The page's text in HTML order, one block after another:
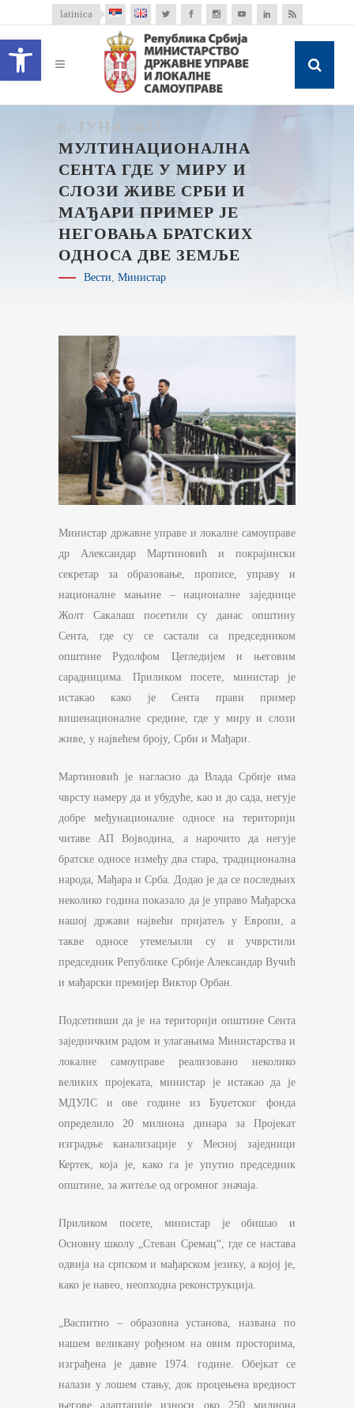
Open toolbar
latinica
6. ЈУНА 2023.
МУЛТИНАЦИОНАЛНА
СЕНТА ГДЕ У МИРУ И
СЛОЗИ ЖИВЕ СРБИ И
МАЂАРИ ПРИМЕР ЈЕ
НЕГОВАЊА БРАТСКИХ
ОДНОСА ДВЕ ЗЕМЉЕ
Вести, Министар
Министар државне управе и локалне самоуправе
др Александар Мартиновић и покрајински
секретар за образовање, прописе, управу и
националне мањине – националне заједнице
Жолт Сакалаш посетили су данас општину
Сента, где су се састали са председником
општине Рудолфом Цегледијем и његовим
сарадницима. Приликом посете, министар је
истакао како је Сента прави пример
вишенационалне средине, где у миру и слози
живе, у највећем броју, Срби и Мађари.
Мартиновић је нагласио да Влада Србије има
чврсту намеру да и убудуће, као и до сада, негује
добре међунационалне односе на територији
читаве АП Војводина, а нарочито да негује
братске односе између два стара, традиционална
народа, Мађара и Срба. Додао је да се последњих
неколико година показало да је управо Мађарска
нашој држави највећи пријатељ у Европи, а
такве односе утемељили су и учврстили
председник Републике Србије Александар Вучић
и мађарски премијер Виктор Орбан.
Подсетивши да је на територији општине Сента
заједничким радом и улагањима Министарства и
локалне самоуправе реализовано неколико
великих пројеката, министар је истакао да је
МДУЛС и ове године из Буџетског фонда
определило 20 милиона динара за Пројекат
изградње канализације у Месној заједници
Кертек, која је, како га је упутио председник
општине, за житеље од огромног значаја.
Приликом посете, министар је обишао и
Основну школу „Стеван Сремац“, где се настава
одвија на српском и мађарском језику, а којој је,
како је навео, неопходна реконструкција.
„Васпитно – образовна установа, названа по
нашем великану рођеном на овим просторима,
изграђена је давне 1974. године. Обејкат се
налази у лошем стању, док процењена вредност
његове адаптације износи око 250 милиона